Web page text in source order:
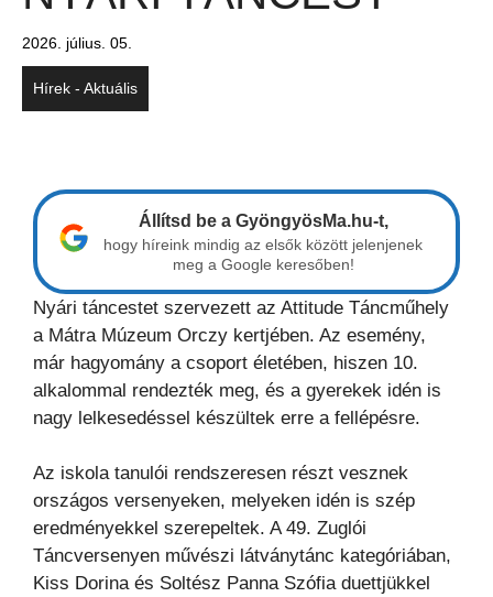
2026. július. 05.
Hírek - Aktuális
Állítsd be a GyöngyösMa.hu-t,
hogy híreink mindig az elsők között jelenjenek
meg a Google keresőben!
Nyári táncestet szervezett az Attitude Táncműhely
a Mátra Múzeum Orczy kertjében. Az esemény,
már hagyomány a csoport életében, hiszen 10.
alkalommal rendezték meg, és a gyerekek idén is
nagy lelkesedéssel készültek erre a fellépésre.
Az iskola tanulói rendszeresen részt vesznek
országos versenyeken, melyeken idén is szép
eredményekkel szerepeltek. A 49. Zuglói
Táncversenyen művészi látványtánc kategóriában,
Kiss Dorina és Soltész Panna Szófia duettjükkel